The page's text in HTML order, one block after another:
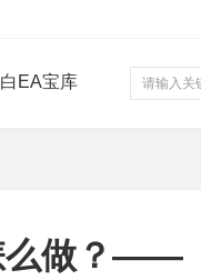
EA宝库
么做？——